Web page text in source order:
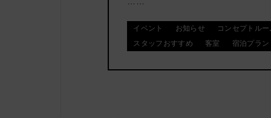
イベント お知らせ
コンセプトルー
スタッフおすすめ
客室 宿泊プラン